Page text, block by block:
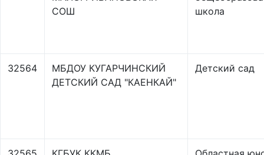
СОШ
школа
32564
МБДОУ КУГАРЧИНСКИЙ
ДЕТСКИЙ САД "КАЕНКАЙ"
Детский сад